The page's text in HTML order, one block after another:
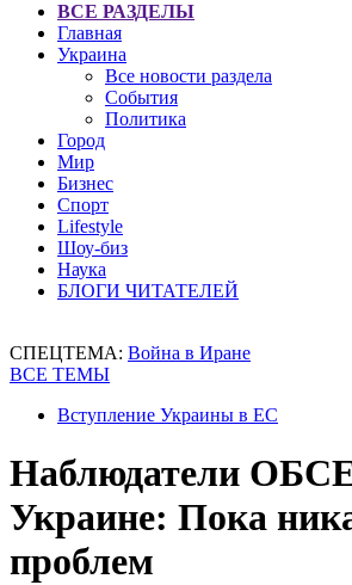
ВСЕ РАЗДЕЛЫ
Главная
Украина
Все новости раздела
События
Политика
Город
Мир
Бизнес
Спорт
Lifestyle
Шоу-биз
Наука
БЛОГИ ЧИТАТЕЛЕЙ
СПЕЦТЕМА: Война в Иране
ВСЕ ТЕМЫ
Вступление Украины в ЕС
Наблюдатели
Украине: Пока
проблем